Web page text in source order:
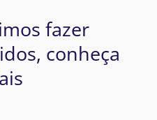
fazer
conheça